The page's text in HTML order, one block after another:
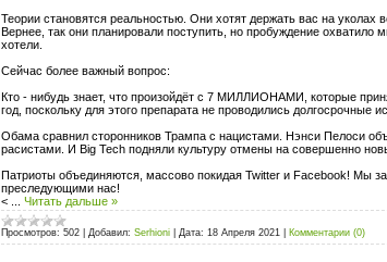
Теории становятся реальностью. Они хотят держать вас на
Вернее, так они планировали поступить, но пробуждение охватило
хотели.
Сейчас более важный вопрос:
Кто - нибудь знает, что произойдёт с 7 МИЛЛИОНАМИ, которые
год, поскольку для этого препарата не проводились долгосрочные
Обама сравнил сторонников Трампа с нацистами. Нэнси Пелоси
расистами. И Big Tech подняли культуру отмены на совершенно
Патриоты объединяются, массово покидая Twitter и Facebook! Мы
преследующими нас!
<
Читать дальше »
Просмотров: 502 Добавил: Serhioni Дата: 18 Апреля 2021 Комментарии (0)